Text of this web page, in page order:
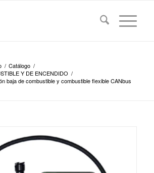
/ Catálogo /
Y DE ENCENDIDO /
baja de combustible y combustible flexible CANbus